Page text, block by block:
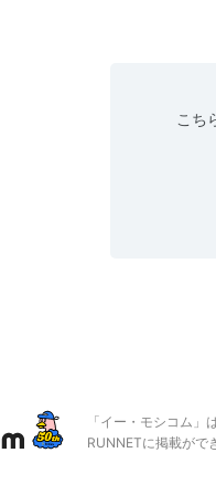
こち
「イー・モシコム
RUNNETに掲載がで